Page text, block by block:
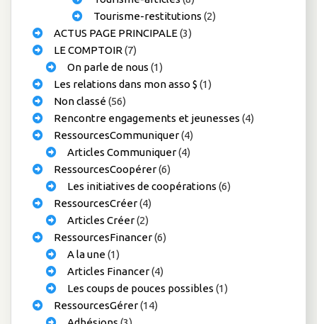
Tourisme-restitutions (2)
ACTUS PAGE PRINCIPALE(3)
LE COMPTOIR (7)
On parle de nous (1)
Les relations dans mon asso $ (1)
Non classé(56)
Rencontre engagements et jeunesses (4)
RessourcesCommuniquer(4)
Articles Communiquer(4)
RessourcesCoopérer(6)
Les initiatives de coopérations (6)
RessourcesCréer(4)
Articles Créer(2)
RessourcesFinancer(6)
A la une(1)
Articles Financer(4)
Les coups de pouces possibles (1)
RessourcesGérer(14)